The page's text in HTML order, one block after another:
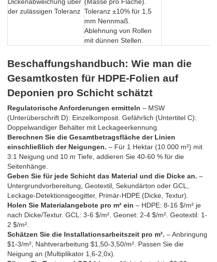
der zulässigen Toleranz Toleranz ±10% für 1,5
mm Nennmaß.
Ablehnung von Rollen
mit dünnen Stellen.
Beschaffungshandbuch: Wie man die
Gesamtkosten für HDPE-Folien auf
Deponien pro Schicht schätzt
Regulatorische Anforderungen ermitteln – MSW
(Unterüberschrift D): Einzelkomposit. Gefährlich (Untertitel C):
Doppelwandiger Behälter mit Leckageerkennung.
Berechnen Sie die Gesamtbetragsfläche der Linien
einschließlich der Neigungen. – Für 1 Hektar (10.000 m²) mit
3:1 Neigung und 10 m Tiefe, addieren Sie 40-60 % für die
Seitenhänge.
Geben Sie für jede Schicht das Material und die Dicke an. –
Untergrundvorbereitung, Geotextil, Sekundärton oder GCL,
Leckage-Detektionsgeogitter, Primär-HDPE (Dicke, Textur).
Holen Sie Materialangebote pro m² ein – HDPE: 8-16 $/m² je
nach Dicke/Textur. GCL: 3-6 $/m². Geonet: 2-4 $/m². Geotextil: 1-
2 $/m².
Schätzen Sie die Installationsarbeitszeit pro m². – Anbringung
$1-3/m², Nahtverarbeitung $1,50-3,50/m². Passen Sie die
Neigung an (Multiplikator 1,6-2,0x).